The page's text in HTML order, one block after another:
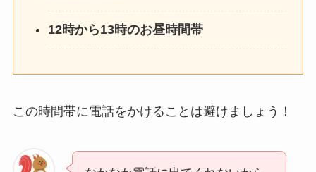
12時から13時のお昼時間帯
この時間帯に電話をかけることは避けましょう！